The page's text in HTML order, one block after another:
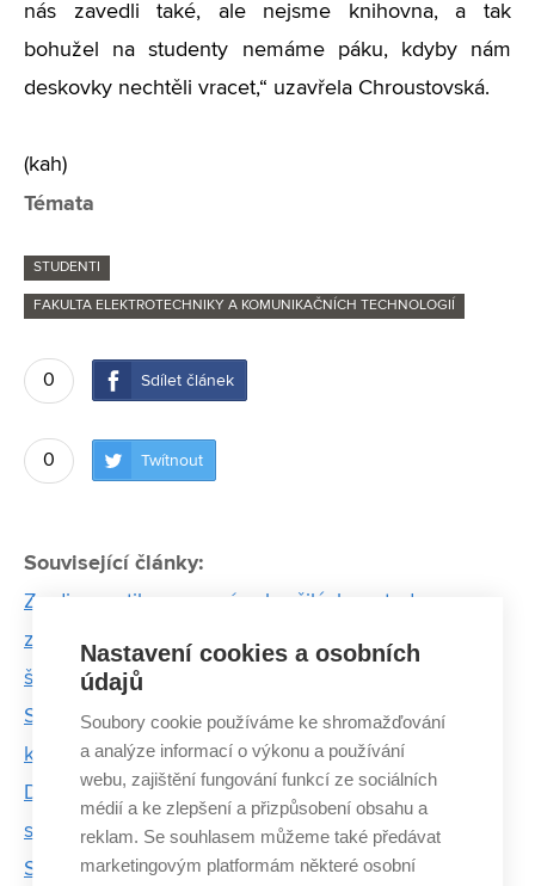
nás zavedli také, ale nejsme knihovna, a tak
bohužel na studenty nemáme páku, kdyby nám
deskovky nechtěli vracet,“ uzavřela Chroustovská.
(kah)
Témata
STUDENTI
FAKULTA ELEKTROTECHNIKY A KOMUNIKAČNÍCH TECHNOLOGIÍ
0 Sdílet článek
0 Twítnout
Související články:
Za diagnostiku pomocí pokročilých metod
zpracování obrazu získal student Cenu Ministra
školství ČR
Studenti VUT navrhli první českou mobilní aplikaci,
která pomáhá při psychických problémech
Dvoudenní konference Techfest přilákala stovky
studentů
Studenti chtějí pomáhat. Sami se ale mnohdy bojí,
Nastavení cookies a osobních
údajů
Soubory cookie používáme ke shromažďování
a analýze informací o výkonu a používání
webu, zajištění fungování funkcí ze sociálních
médií a ke zlepšení a přizpůsobení obsahu a
reklam. Se souhlasem můžeme také předávat
marketingovým platformám některé osobní